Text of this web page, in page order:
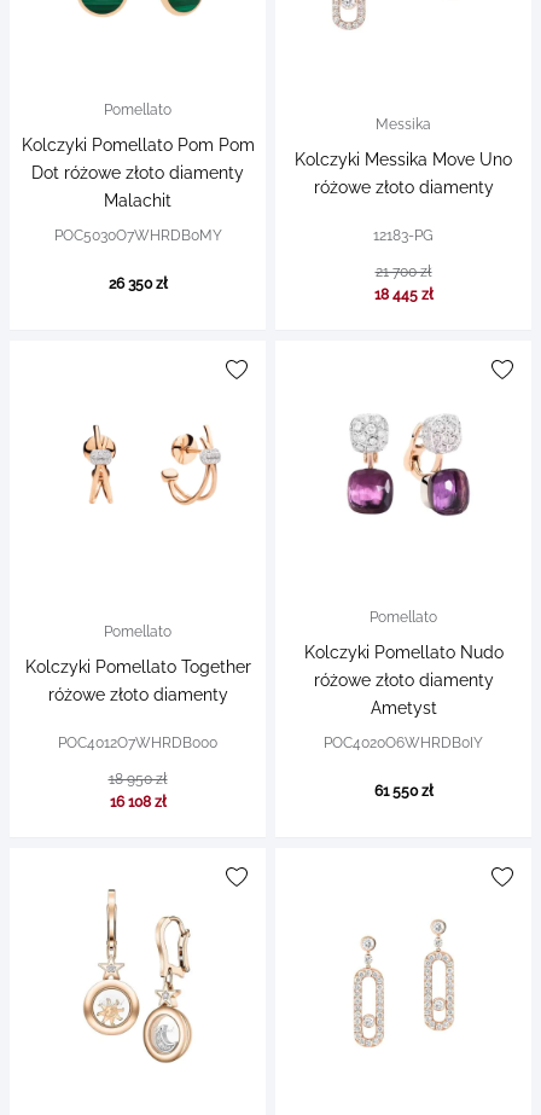
Pomellato
Kolczyki Pomellato Pom Pom
Dot różowe złoto diamenty
Malachit
POC5030O7WHRDB0MY
26 350 zł
Messika
Kolczyki Messika Move Uno
różowe złoto diamenty
12183-PG
21 700 zł
18 445 zł
Pomellato
Kolczyki Pomellato Together
różowe złoto diamenty
POC4012O7WHRDB000
18 950 zł
16 108 zł
Pomellato
Kolczyki Pomellato Nudo
różowe złoto diamenty
Ametyst
POC4020O6WHRDB0IY
61 550 zł